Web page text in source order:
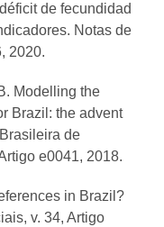
de fecundidad
Notas de
2020.
Modelling the
Brazil: the advent
de
e0041, 2018.
in Brazil?
v. 34, Artigo